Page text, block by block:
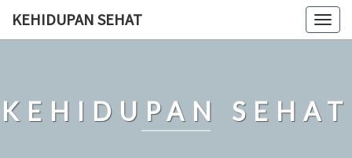
KEHIDUPAN SEHAT
KEHIDUPAN SEHAT